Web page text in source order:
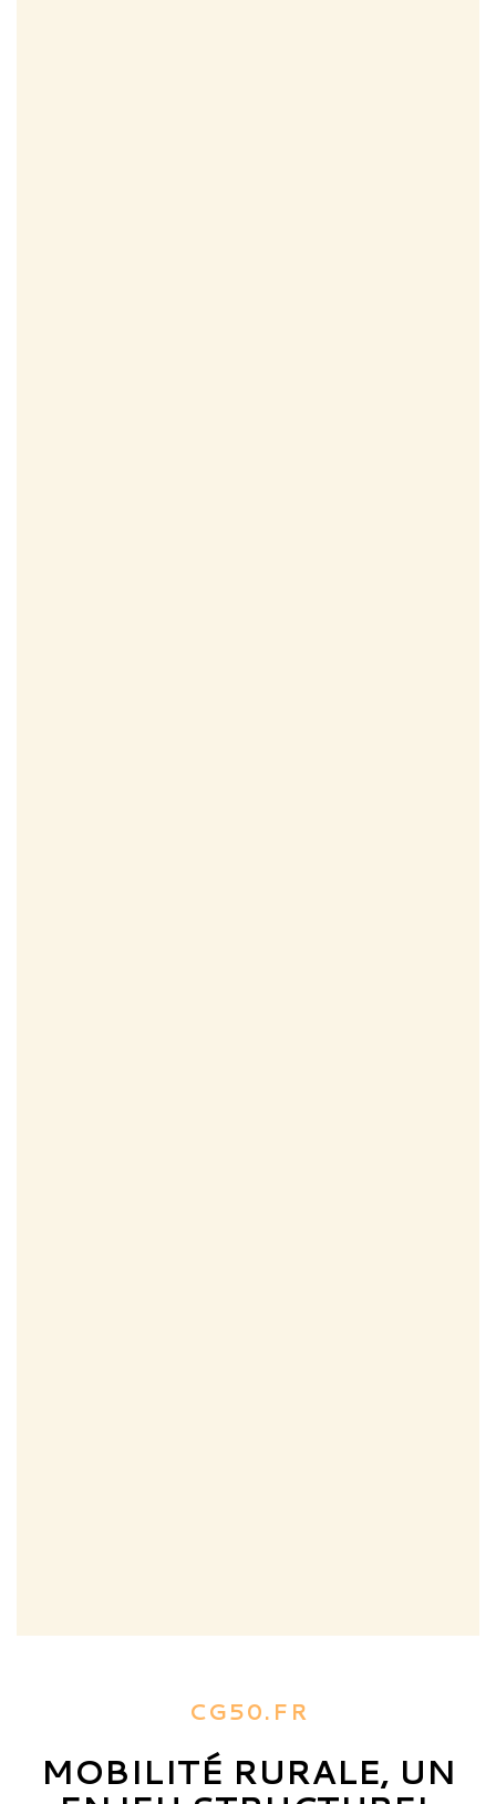
CG50.FR
MOBILITÉ RURALE, UN